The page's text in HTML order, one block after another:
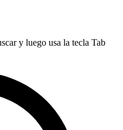
y luego usa la tecla Tab